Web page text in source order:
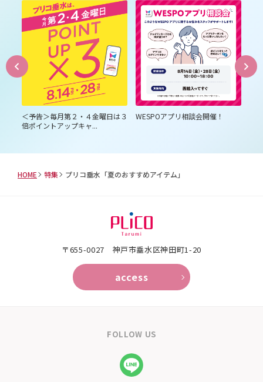
＜予告＞毎月第２・４金曜日は３
倍ポイントアップキャ...
WESPOアプリ相談会開催！
HOME 特集 プリコ垂水「夏のおすすめアイテム」
〒655-0027 神戸市垂水区神田町1-20
access
FOLLOW US